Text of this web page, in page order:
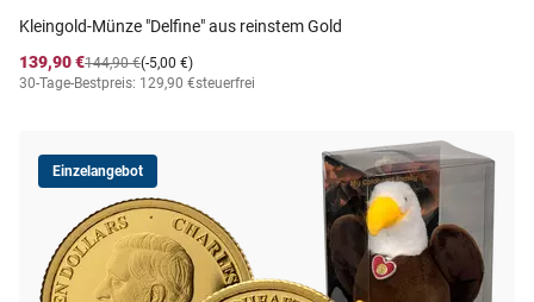
Kleingold-Münze "Delfine" aus reinstem Gold
139,90 €
(-5,00 €)
144,90 €
30-Tage-Bestpreis: 129,90 €steuerfrei
Einzelangebot